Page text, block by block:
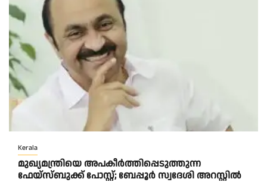
Kerala
മുഖ്യമന്ത്രിയെ അപകീർത്തിപ്പെടുത്തുന്ന
ഫേയ്സ്ബുക്ക് പോസ്റ്റ്; ബേപ്പൂർ സ്വദേശി അറസ്റ്റിൽ